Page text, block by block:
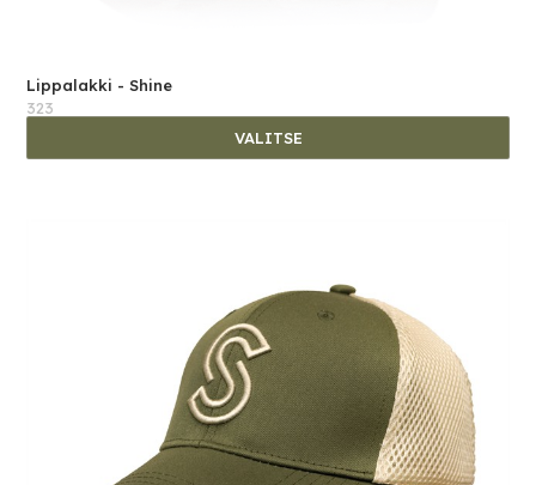
Lippalakki - Shine
323
VALITSE